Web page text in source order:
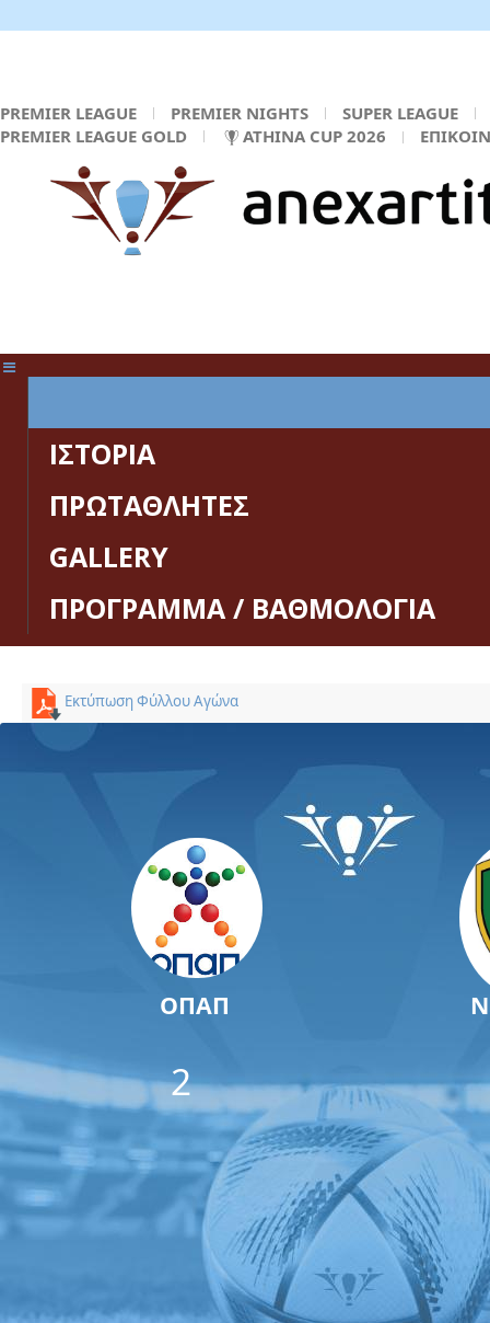
PREMIER LEAGUE PREMIER NIGHTS
SUPER LEAGUE
PREMIER LEAGUE GOLD
ATHINA CUP 2026
ΙΣΤΟΡΙΑ
ΠΡΩΤΑΘΛΗΤΕΣ
GALLERY
ΠΡΟΓΡΑΜΜΑ / ΒΑΘΜΟΛΟΓΙΑ
Εκτύπωση Φύλλου Αγώνα
ΟΠΑΠ
2